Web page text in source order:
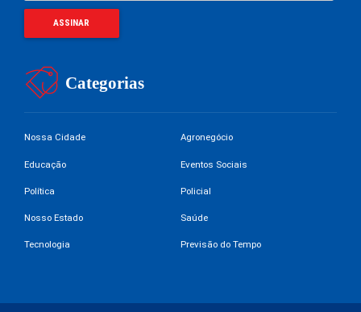
Categorias
Nossa Cidade Agronegócio
Educação Eventos Sociais
Política Policial
Nosso Estado Saúde
Tecnologia Previsão do Tempo